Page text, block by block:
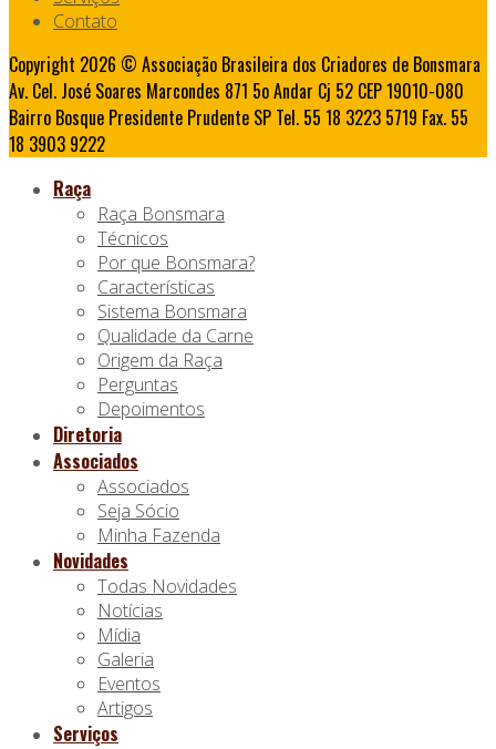
Contato
Copyright 2026 © Associação Brasileira dos Criadores de Bonsmara
Av. Cel. José Soares Marcondes 871 5o Andar Cj 52 CEP 19010-080
Bairro Bosque Presidente Prudente SP Tel. 55 18 3223 5719 Fax. 55
18 3903 9222
Raça
Raça Bonsmara
Técnicos
Por que Bonsmara?
Características
Sistema Bonsmara
Qualidade da Carne
Origem da Raça
Perguntas
Depoimentos
Diretoria
Associados
Associados
Seja Sócio
Minha Fazenda
Novidades
Todas Novidades
Notícias
Mídia
Galeria
Eventos
Artigos
Serviços